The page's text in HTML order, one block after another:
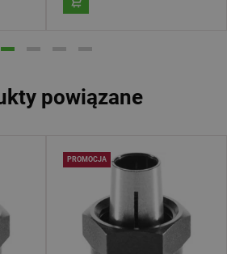
powiązane
PROMOCJA